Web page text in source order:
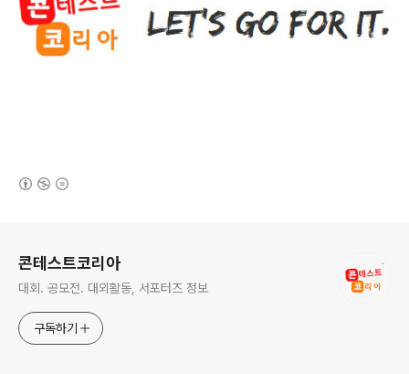
콘테스트코리아
대회. 공모전. 대외활동, 서포터즈 정보
구독하기